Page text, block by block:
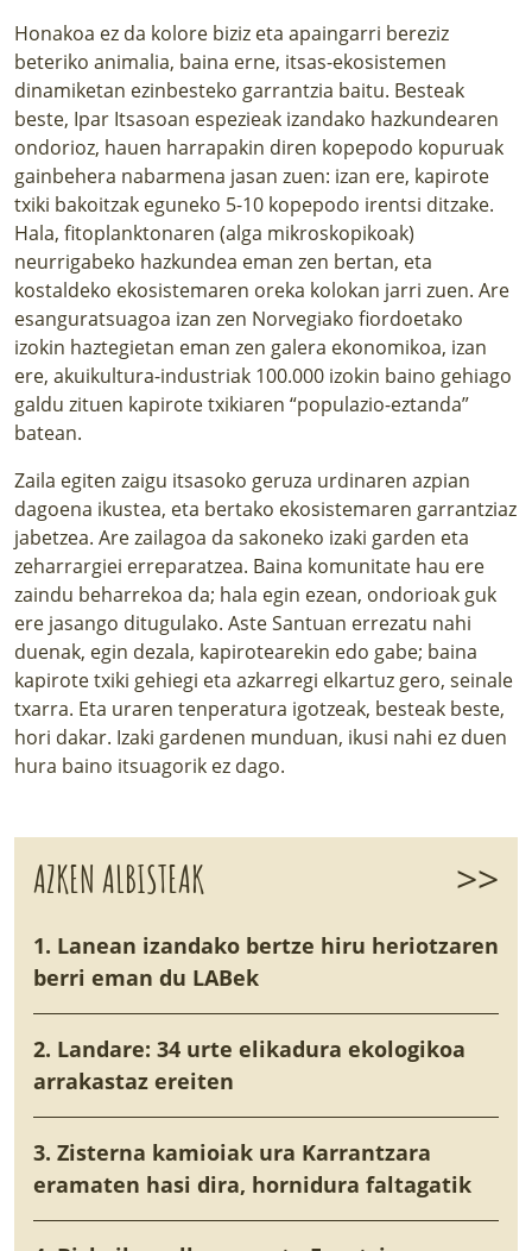
Honakoa ez da kolore biziz eta apaingarri bereziz
beteriko animalia, baina erne, itsas-ekosistemen
dinamiketan ezinbesteko garrantzia baitu. Besteak
beste, Ipar Itsasoan espezieak izandako hazkundearen
ondorioz, hauen harrapakin diren kopepodo kopuruak
gainbehera nabarmena jasan zuen: izan ere, kapirote
txiki bakoitzak eguneko 5-10 kopepodo irentsi ditzake.
Hala, fitoplanktonaren (alga mikroskopikoak)
neurrigabeko hazkundea eman zen bertan, eta
kostaldeko ekosistemaren oreka kolokan jarri zuen. Are
esanguratsuagoa izan zen Norvegiako fiordoetako
izokin haztegietan eman zen galera ekonomikoa, izan
ere, akuikultura-industriak 100.000 izokin baino gehiago
galdu zituen kapirote txikiaren “populazio-eztanda”
batean.
Zaila egiten zaigu itsasoko geruza urdinaren azpian
dagoena ikustea, eta bertako ekosistemaren garrantziaz
jabetzea. Are zailagoa da sakoneko izaki garden eta
zeharrargiei erreparatzea. Baina komunitate hau ere
zaindu beharrekoa da; hala egin ezean, ondorioak guk
ere jasango ditugulako. Aste Santuan errezatu nahi
duenak, egin dezala, kapirotearekin edo gabe; baina
kapirote txiki gehiegi eta azkarregi elkartuz gero, seinale
txarra. Eta uraren tenperatura igotzeak, besteak beste,
hori dakar. Izaki gardenen munduan, ikusi nahi ez duen
hura baino itsuagorik ez dago.
AZKEN ALBISTEAK >>
1. Lanean izandako bertze hiru heriotzaren
berri eman du LABek
2. Landare: 34 urte elikadura ekologikoa
arrakastaz ereiten
3. Zisterna kamioiak ura Karrantzara
eramaten hasi dira, hornidura faltagatik